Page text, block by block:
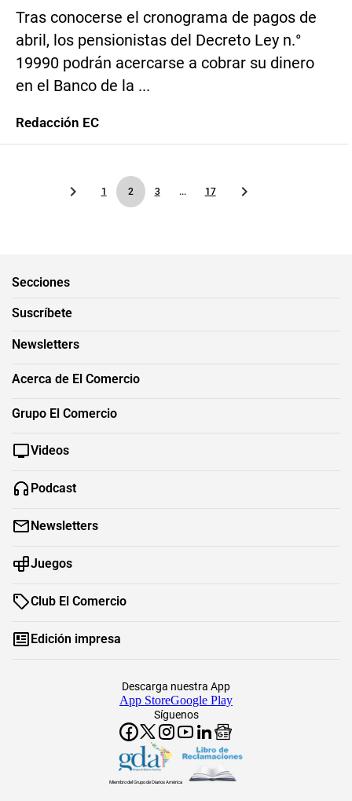
Tras conocerse el cronograma de pagos de
abril, los pensionistas del Decreto Ley n.°
19990 podrán acercarse a cobrar su dinero
en el Banco de la ...
Redacción EC
1 2 3 ... 17
Secciones
Suscríbete
Newsletters
Acerca de El Comercio
Grupo El Comercio
Videos
Podcast
Newsletters
Juegos
Club El Comercio
Edición impresa
Síguenos
Descarga nuestra App
App StoreGoogle Play
Miembro del Grupo de Diarios América